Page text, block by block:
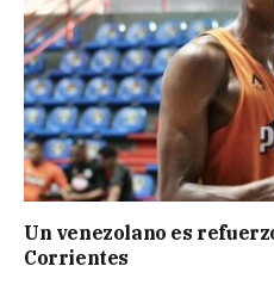
Un venezolano es
Corrientes